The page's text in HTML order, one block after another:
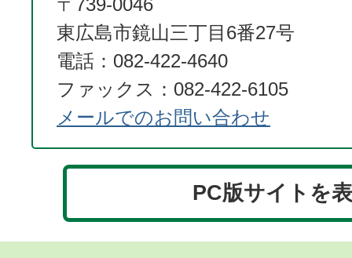
東広島市鏡山三丁目6番27号
電話：082-422-4640
ファックス：082-422-6105
メールでのお問い合わせ
PC版サイトを